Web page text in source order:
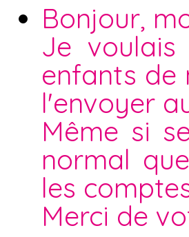
Bonjour,
Je
enfants de
l'envoyer
Même si
normal
les
Merci de